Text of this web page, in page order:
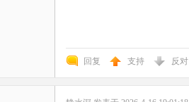
回复 支持 反对